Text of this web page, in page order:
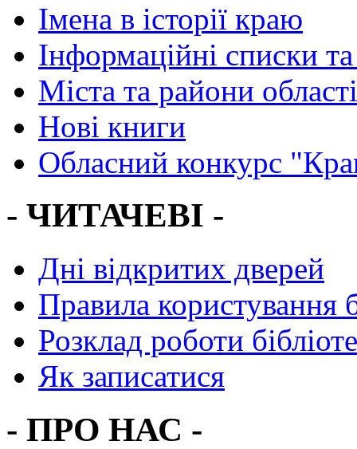
Імена в історії краю
Інформаційні списки
Міста та райони області
Нові книги
Обласний конкурс
- ЧИТАЧЕВІ -
Дні відкритих дверей
Правила користування
Розклад роботи
Як записатися
- ПРО НАС -